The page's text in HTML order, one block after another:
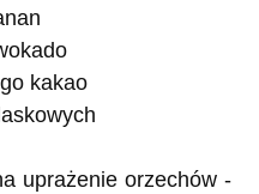
kakao
uprażenie orzechów -